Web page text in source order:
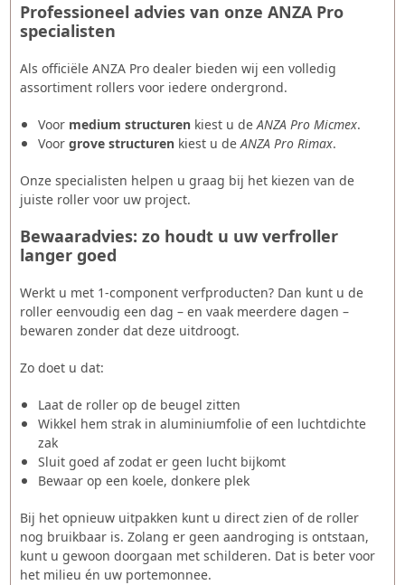
Professioneel advies van onze ANZA Pro
specialisten
Als officiële ANZA Pro dealer bieden wij een volledig
assortiment rollers voor iedere ondergrond.
Voor medium structuren kiest u deANZA Pro Micmex.
Voorgrove structuren kiest u deANZA Pro Rimax.
Onze specialisten helpen u graag bij het kiezen van de
juiste roller voor uw project.
Bewaaradvies: zo houdt u uw verfroller
langer goed
Werkt u met 1‑component verfproducten? Dan kunt u de
roller eenvoudig een dag – en vaak meerdere dagen –
bewaren zonder dat deze uitdroogt.
Zo doet u dat:
Laat de roller op de beugel zitten
Wikkel hem strak in aluminiumfolie of een luchtdichte
zak
Sluit goed af zodat er geen lucht bijkomt
Bewaar op een koele, donkere plek
Bij het opnieuw uitpakken kunt u direct zien of de roller
nog bruikbaar is. Zolang er geen aandroging is ontstaan,
kunt u gewoon doorgaan met schilderen. Dat is beter voor
het milieu én uw portemonnee.